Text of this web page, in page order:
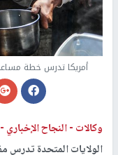
أمريكا تدرس خطة
وكالات -النجاح الإخباري -
الولايات المتحدة تدرس